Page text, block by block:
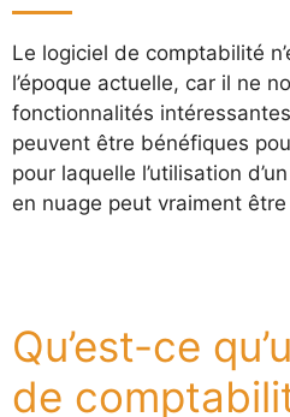
Le logiciel de comptabilité
l’époque actuelle, car il ne
fonctionnalités
peuvent être bénéfiques
pour laquelle l’utilisation
en nuage peut vraiment
Qu’est-ce
de